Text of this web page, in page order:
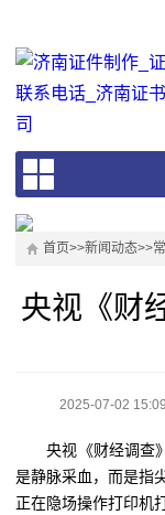
首页>>新闻动态>>
央视《财
2025-07-02
央视《财经调查》
是静脉采血，而是指
正在隐场操作打印机